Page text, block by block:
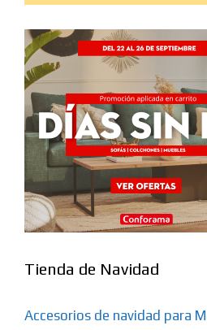
Tienda de Navidad
Accesorios de navidad para